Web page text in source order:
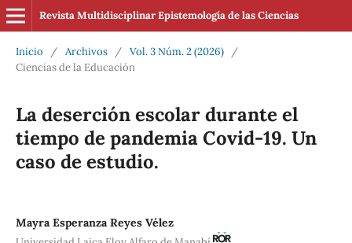
Revista Multidisciplinar Epistemología de las Ciencias
Inicio / Archivos / Vol. 3 Núm. 2 (2026)
/
Ciencias de la Educación
La deserción escolar durante el
tiempo de pandemia Covid-19. Un
caso de estudio.
Mayra Esperanza Reyes Vélez